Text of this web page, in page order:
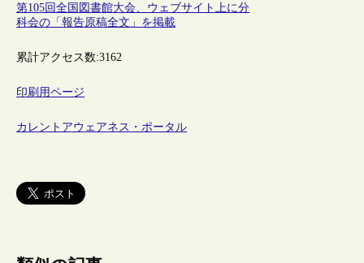
第105回全国図書館大会、ウェブサイト上に分
科会の「報告原稿全文」を掲載
累計アクセス数:3162
印刷用ページ
カレントアウェアネス・ポータル